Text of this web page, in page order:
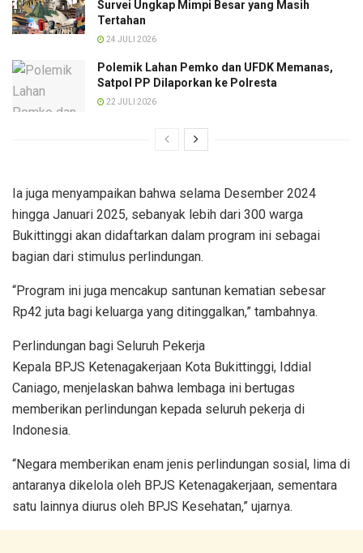
Survei Ungkap Mimpi Besar yang Masih
Tertahan
24 JULI 2026
Polemik Lahan Pemko dan UFDK Memanas,
Satpol PP Dilaporkan ke Polresta
22 JULI 2026
Ia juga menyampaikan bahwa selama Desember 2024
hingga Januari 2025, sebanyak lebih dari 300 warga
Bukittinggi akan didaftarkan dalam program ini sebagai
bagian dari stimulus perlindungan.
“Program ini juga mencakup santunan kematian sebesar
Rp42 juta bagi keluarga yang ditinggalkan,” tambahnya.
Perlindungan bagi Seluruh Pekerja
Kepala BPJS Ketenagakerjaan Kota Bukittinggi, Iddial
Caniago, menjelaskan bahwa lembaga ini bertugas
memberikan perlindungan kepada seluruh pekerja di
Indonesia.
“Negara memberikan enam jenis perlindungan sosial, lima di
antaranya dikelola oleh BPJS Ketenagakerjaan, sementara
satu lainnya diurus oleh BPJS Kesehatan,” ujarnya.